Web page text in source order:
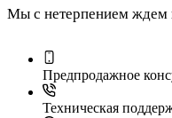
Мы с нетерпением ждем
Предпродажное
Техническая